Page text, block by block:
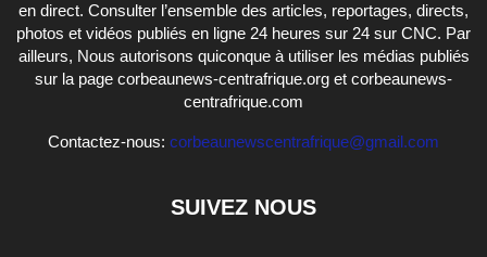
en direct. Consulter l’ensemble des articles, reportages, directs,
photos et vidéos publiés en ligne 24 heures sur 24 sur CNC. Par
ailleurs, Nous autorisons quiconque à utiliser les médias publiés
sur la page corbeaunews-centrafrique.org et corbeaunews-
centrafrique.com
Contactez-nous: corbeaunewscentrafrique@gmail.com
SUIVEZ NOUS